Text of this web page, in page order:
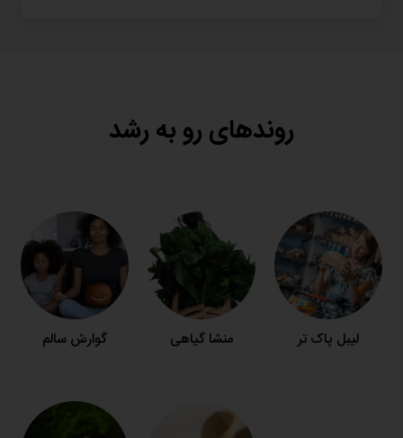
روندهای رو به رشد
گوارش سالم منشا گیاهی لیبل پاک تر